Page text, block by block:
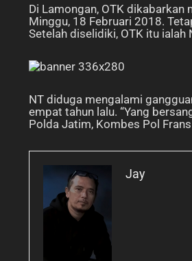
Di Lamongan, OTK dikabarkan
Minggu, 18 Februari 2018.
Setelah diselidiki, OTK itu ialah
NT diduga mengalami
empat tahun lalu. “Yang
Polda Jatim, Kombes Pol
Jay